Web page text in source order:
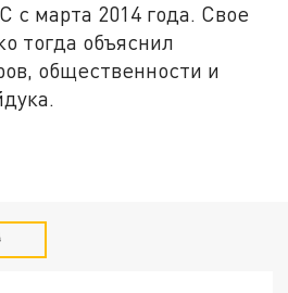
марта 2014 года. Свое
тогда объяснил
общественности и